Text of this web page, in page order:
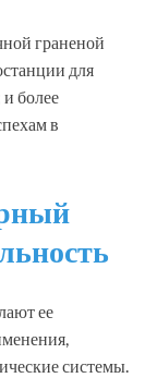
граненой
для
более
в
ее
системы.